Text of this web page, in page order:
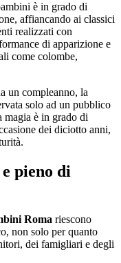
è in grado di
affiancando ai classici
realizzati con
di apparizione e
come colombe,
un compleanno, la
solo ad un pubblico
magia è in grado di
dei diciotto anni,
pieno di
Roma riescono
non solo per quanto
dei famigliari e degli